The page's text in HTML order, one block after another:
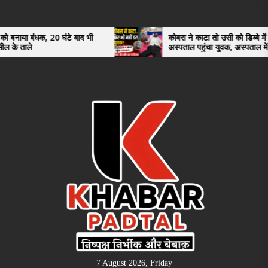
the
content
घंटे बाद भी
कोबरा ने काटा तो उसी को डिब्बे में बंद कर
अस्पताल पहुंचा युवक, अस्पताल में देखकर डॉक्टर
भी रह गए हैरान
7 August 2026, Friday